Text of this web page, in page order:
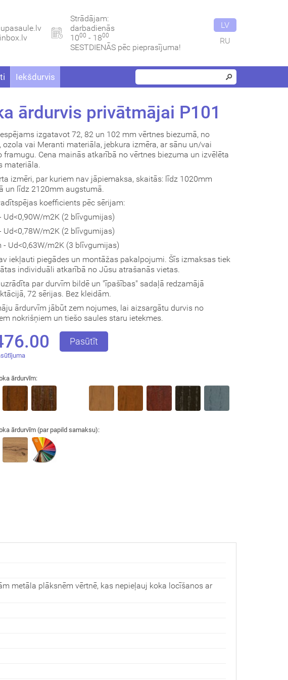
Strādājam:
darbadienās
1000 - 1800
SESTDIENĀS pēc pieprasījuma!
LV
RU
Iekšdurvis
ārdurvis privātmājai P101
izgatavot 72, 82 un 102 mm vērtnes biezumā, no
ozola vai Meranti materiāla, jebkura izmēra, ar sānu un/vai
framugu. Cena mainās atkarībā no vērtnes biezuma un izvēlēta
materiāla.
izmēri, par kuriem nav jāpiemaksa, skaitās: līdz 1020mm
un līdz 2120mm augstumā.
koefficients pēc sērijam:
Ud<0,90W/m2K (2 blīvgumijas)
Ud<0,78W/m2K (2 blīvgumijas)
- Ud<0,63W/m2K (3 blīvgumijas)
iekļauti piegādes un montāžas pakalpojumi. Šīs izmaksas tiek
individuāli atkarībā no Jūsu atrašanās vietas.
uzrādīta par durvīm bildē un "īpašības" sadaļā redzamājā
72 sērijas. Bez kleidām.
ārdurvīm jābūt zem nojumes, lai aizsargātu durvis no
nokrišņiem un tiešo saules staru ietekmes.
Pasūtīt
ārdurvīm:
ārdurvīm (par papild samaksu):
metāla plāksnēm vērtnē, kas nepieļauj koka locīšanos ar